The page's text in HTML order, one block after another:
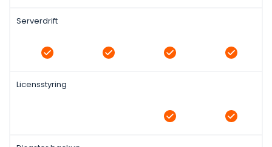
Serverdrift
Licensstyring